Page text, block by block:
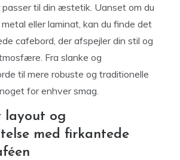
passer til din æstetik. Uanset om du
eller laminat, kan du finde det
cafebord, der afspejler din stil og
Fra slanke og
til mere robuste og traditionelle
for enhver smag.
layout og
med firkantede